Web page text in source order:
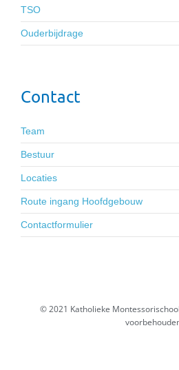
TSO
Ouderbijdrage
Contact
Team
Bestuur
Locaties
Route ingang Hoofdgebouw
Contactformulier
© 2021 Katholieke